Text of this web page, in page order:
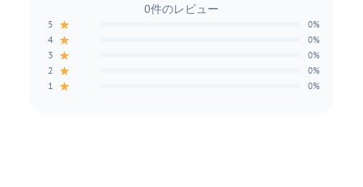
0件のレビュー
5 ★ 0%
4 ★ 0%
3 ★ 0%
2 ★ 0%
1 ★ 0%